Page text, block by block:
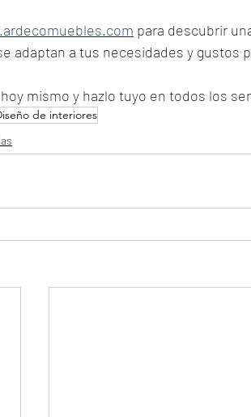
para descubrir
adaptan a tus necesidades y gustos
mismo y hazlo tuyo en todos los
de interiores